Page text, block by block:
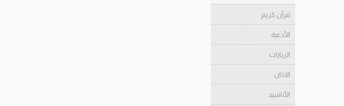
قرآن كريم
الأدعية
الزيارات
الاذان
الأناشيد